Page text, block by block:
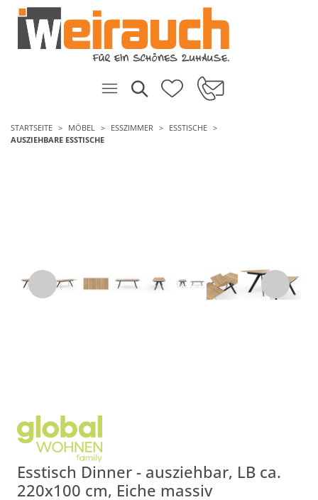
STARTSEITE MÖBEL ESSZIMMER
ESSTISCHE
AUSZIEHBARE ESSTISCHE
Esstisch Dinner - ausziehbar, LB ca.
220x100 cm, Eiche massiv